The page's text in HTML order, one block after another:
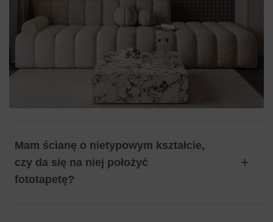
Mam ścianę o nietypowym kształcie,
czy da się na niej położyć
fototapetę?